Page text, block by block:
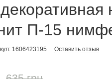
П-15
1606423195 Оставить отзыв